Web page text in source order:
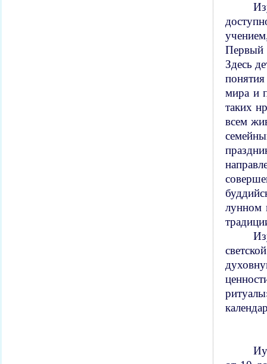
Первый
Здесь
мира и
таких
всем
лунном